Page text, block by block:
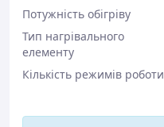
Потужність обігріву
Тип нагрівального
елементу
Кількість режимів роботи